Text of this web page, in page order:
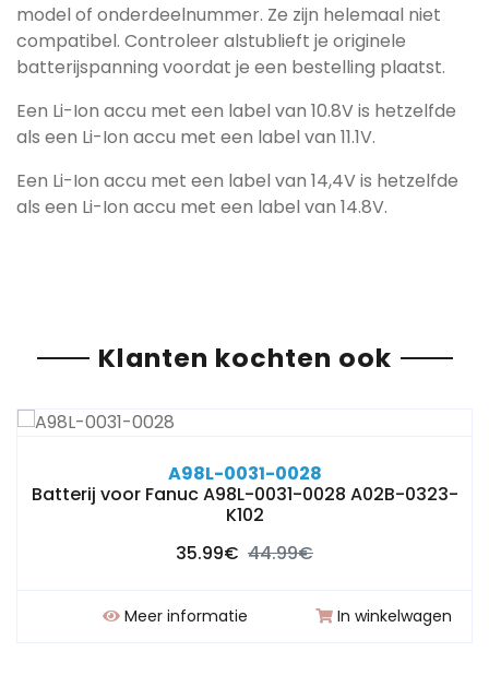
model of onderdeelnummer. Ze zijn helemaal niet
compatibel. Controleer alstublieft je originele
batterijspanning voordat je een bestelling plaatst.
Een Li-Ion accu met een label van 10.8V is hetzelfde
als een Li-Ion accu met een label van 11.1V.
Een Li-Ion accu met een label van 14,4V is hetzelfde
als een Li-Ion accu met een label van 14.8V.
Klanten kochten ook
A98L-0031-0028
Batterij voor Fanuc A98L-0031-0028 A02B-0323-
K102
35.99€ 44.99€
Meer informatie In winkelwagen